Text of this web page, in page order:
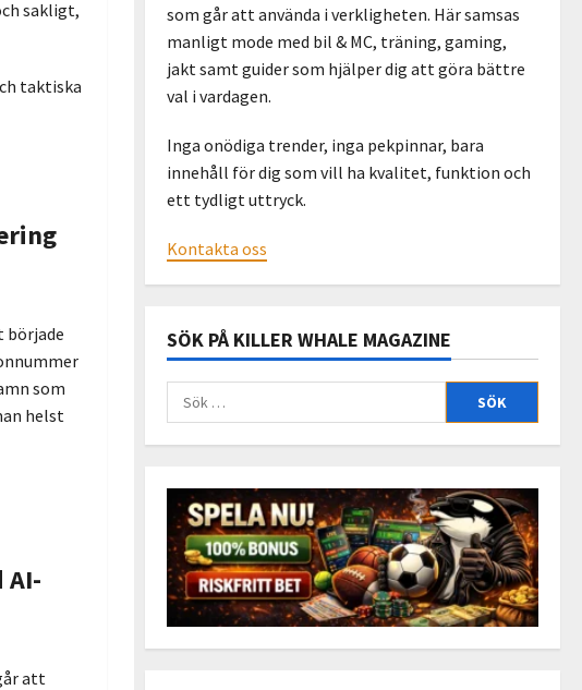
sakligt,
taktiska
började
som
helst
AI-
att
som går att använda i verkligheten. Här samsas
manligt mode med bil & MC, träning, gaming,
jakt samt guider som hjälper dig att göra bättre
val i vardagen.
Inga onödiga trender, inga pekpinnar, bara
innehåll för dig som vill ha kvalitet, funktion och
ett tydligt uttryck.
Kontakta oss
SÖK PÅ KILLER WHALE MAGAZINE
Sök
efter: